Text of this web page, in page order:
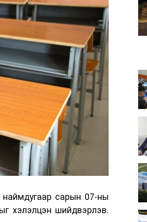
сарын 07-ны
хэлэлцэн шийдвэрлэв.